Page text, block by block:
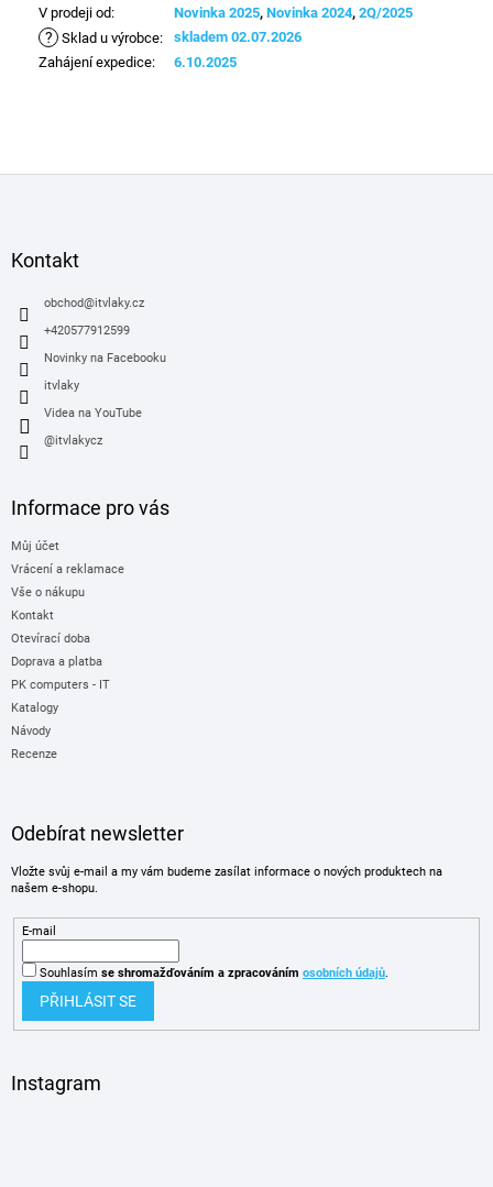
V prodeji od: Novinka 2025, Novinka 2024, 2Q/2025
? Sklad u výrobce:
skladem 02.07.2026
Zahájení expedice: 6.10.2025
Kontakt
obchod@itvlaky.cz
+420577912599
Novinky na Facebooku
itvlaky
Videa na YouTube
@itvlakycz
Informace pro vás
Můj účet
Vrácení a reklamace
Vše o nákupu
Kontakt
Otevírací doba
Doprava a platba
PK computers - IT
Katalogy
Návody
Recenze
Odebírat newsletter
Vložte svůj e-mail a my vám budeme zasílat informace o nových produktech na
našem e-shopu.
E-mail
Souhlasím se shromažďováním a zpracováním osobních údajů.
PŘIHLÁSIT SE
Instagram